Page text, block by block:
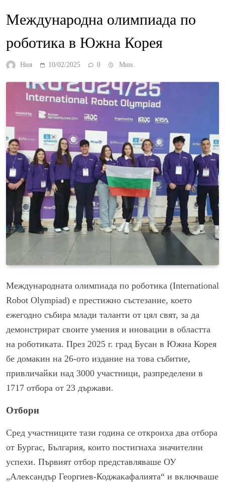
Международна олимпиада по
роботика в Южна Корея
Ния 10/02/2025 0 Мин.
Международната олимпиада по роботика (International
Robot Olympiad) е престижно състезание, което
ежегодно събира млади таланти от цял свят, за да
демонстрират своите умения и иновации в областта
на роботиката. През 2025 г. град Бусан в Южна Корея
бе домакин на 26-ото издание на това събитие,
привличайки над 3000 участници, разпределени в
1717 отбора от 23 държави.
Отбори
Сред участниците тази година се откроиха два отбора
от Бургас, България, които постигнаха значителни
успехи. Първият отбор представляваше ОУ
„Александър Георгиев-Коджакафалията“ и включваше